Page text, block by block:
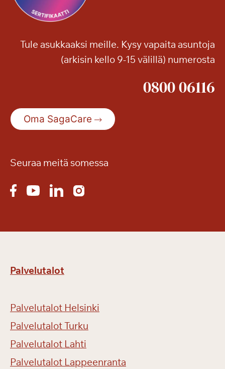
Tule asukkaaksi meille. Kysy vapaita asuntoja
(arkisin kello 9-15 välillä) numerosta
0800 06116
Oma SagaCare
Seuraa meitä somessa
Palvelutalot
Palvelutalot Helsinki
Palvelutalot Turku
Palvelutalot Lahti
Palvelutalot Lappeenranta